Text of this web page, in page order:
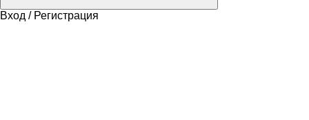
Вход / Регистрация